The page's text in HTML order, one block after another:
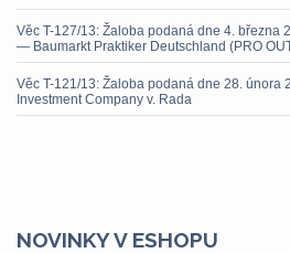
Věc T-127/13: Žaloba podaná dne 4. března
— Baumarkt Praktiker Deutschland (PRO
Věc T-121/13: Žaloba podaná dne 28. února
Investment Company v. Rada
NOVINKY V ESHOPU